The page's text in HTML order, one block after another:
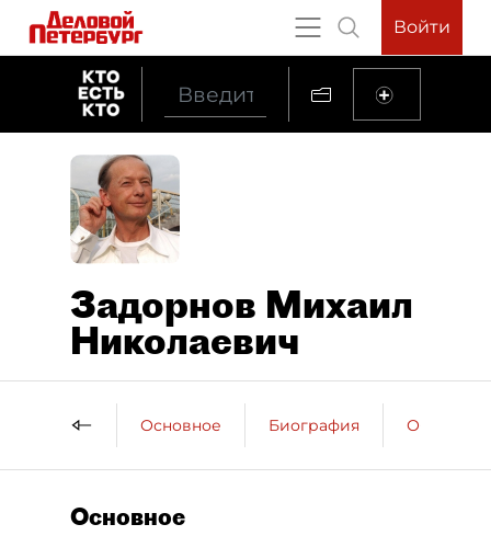
Войти
Задорнов Михаил
Николаевич
Основное Биография
Основное